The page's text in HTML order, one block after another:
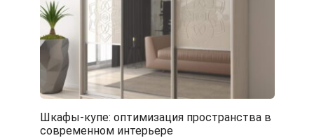
Шкафы-купе: оптимизация пространства в
современном интерьере